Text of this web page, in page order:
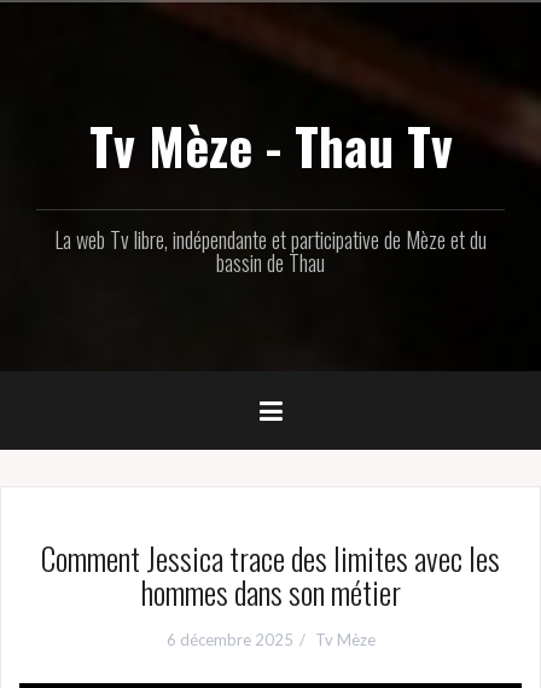
Tv Mèze - Thau Tv
La web Tv libre, indépendante et participative de Mèze et du
bassin de Thau
Comment Jessica trace des limites avec les
hommes dans son métier
6 décembre 2025 Tv Mèze